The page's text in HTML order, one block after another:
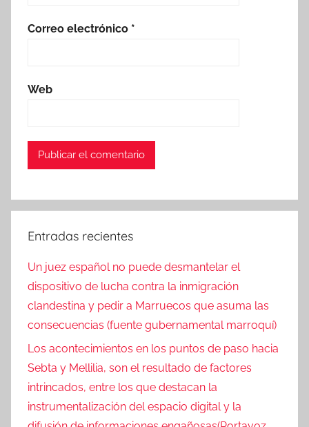
Correo electrónico *
Web
Entradas recientes
Un juez español no puede desmantelar el
dispositivo de lucha contra la inmigración
clandestina y pedir a Marruecos que asuma las
consecuencias (fuente gubernamental marroquí)
Los acontecimientos en los puntos de paso hacia
Sebta y Mellilia, son el resultado de factores
intrincados, entre los que destacan la
instrumentalización del espacio digital y la